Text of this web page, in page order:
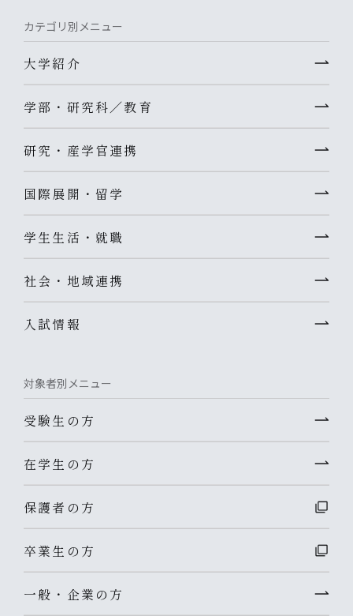
カテゴリ別メニュー
大学紹介
学部・研究科／教育
研究・産学官連携
国際展開・留学
学生生活・就職
社会・地域連携
入試情報
対象者別メニュー
受験生の方
在学生の方
保護者の方
卒業生の方
一般・企業の方